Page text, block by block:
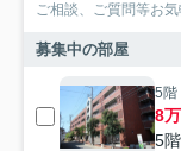
ご相談、ご質問等お
募集中の部屋
5階
8
5